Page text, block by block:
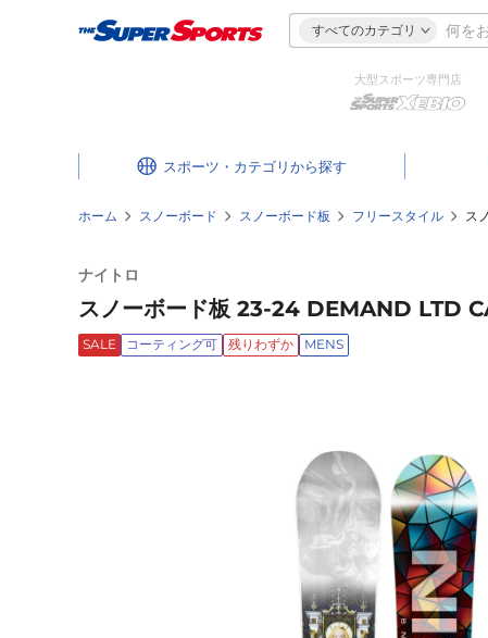
すべてのカテゴリ
大型スポーツ専門店
スポーツ・カテゴリ
ホーム スノーボード スノーボード板 フリースタイル ス
ナイトロ
スノーボード板 23-24 DEMAND LTD
SALE コーティング可 残りわずか MENS